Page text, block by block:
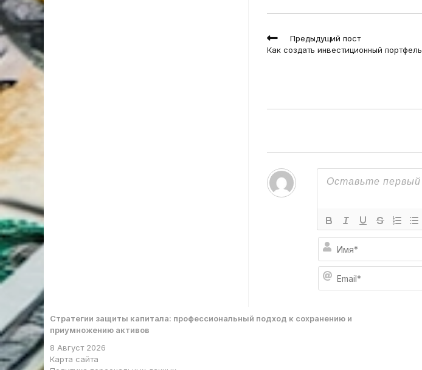
Read
more
articles
Предыдущий пост
Как создать инвестиционный портфель
Стратегии защиты капитала: профессиональный подход к сохранению и
приумножению активов
8 Август 2026
Карта сайта